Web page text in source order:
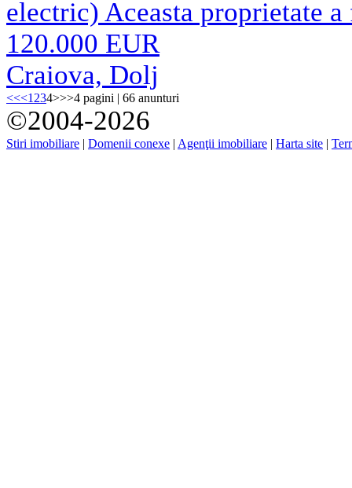
electric) Aceasta proprietate
120.000 EUR
Craiova, Dolj
<<<1 234>>>4 pagini | 66 anunturi
©2004-2026
Stiri imobiliare | Domenii conexe | Agenţii imobiliare | Harta site |